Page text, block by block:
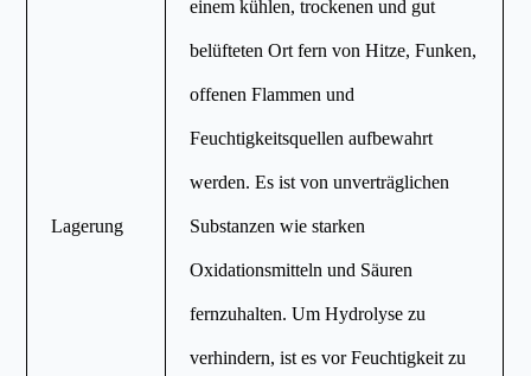
Lagerung
einem kühlen, trockenen und gut
belüfteten Ort fern von Hitze, Funken,
offenen Flammen und
Feuchtigkeitsquellen aufbewahrt
werden. Es ist von unverträglichen
Substanzen wie starken
Oxidationsmitteln und Säuren
fernzuhalten. Um Hydrolyse zu
verhindern, ist es vor Feuchtigkeit zu